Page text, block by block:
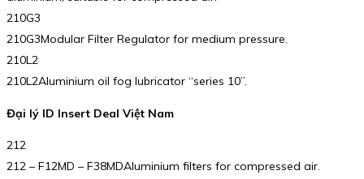
210G3
210G3Modular Filter Regulator for medium pressure.
210L2
210L2Aluminium oil fog lubricator “series 10”.
Đại lý ID Insert Deal Việt Nam
212
212 – F12MD – F38MDAluminium filters for compressed air.